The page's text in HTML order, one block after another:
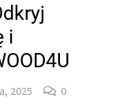
i
2025 0